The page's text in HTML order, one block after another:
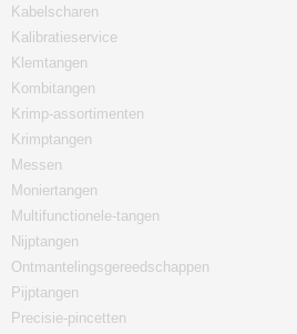
Kabelscharen
Kalibratieservice
Klemtangen
Kombitangen
Krimp-assortimenten
Krimptangen
Messen
Moniertangen
Multifunctionele-tangen
Nijptangen
Ontmantelingsgereedschappen
Pijptangen
Precisie-pincetten